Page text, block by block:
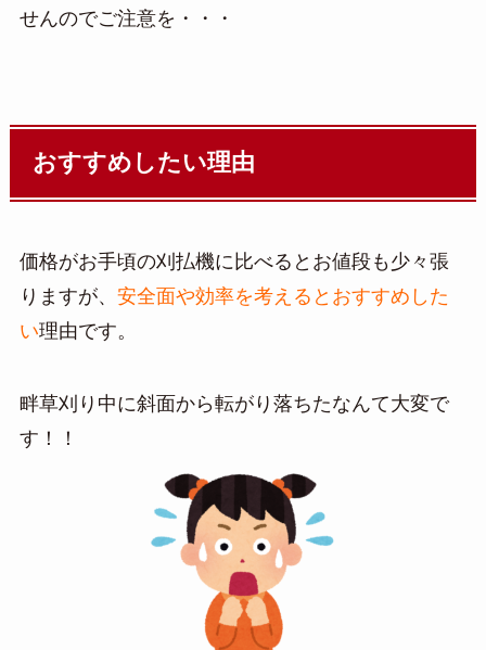
せんのでご注意を・・・
おすすめしたい理由
価格がお手頃の刈払機に比べるとお値段も少々張
りますが、 安全面や効率を考えるとおすすめした
い理由です。
畔草刈り中に斜面から転がり落ちたなんて大変で
す！！